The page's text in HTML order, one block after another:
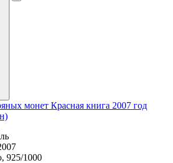
монет Красная книга 2007 год
925/1000